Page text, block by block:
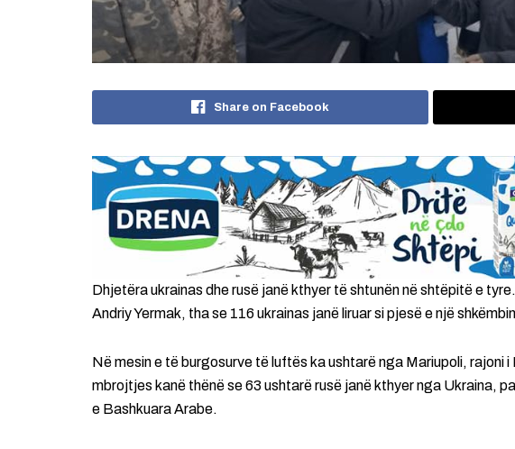
Share on Facebook
Dhjetëra ukrainas dhe rusë janë kthyer të shtunën në shtëpitë e
Andriy Yermak, tha se 116 ukrainas janë liruar si pjesë e një
Në mesin e të burgosurve të luftës ka ushtarë nga Mariupoli, rajoni
mbrojtjes kanë thënë se 63 ushtarë rusë janë kthyer nga Ukraina,
e Bashkuara Arabe.